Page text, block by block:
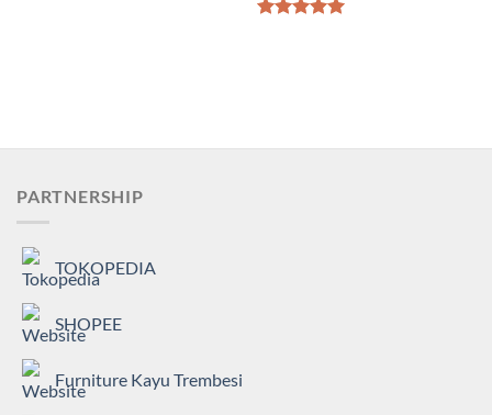
PARTNERSHIP
TOKOPEDIA
SHOPEE
Furniture Kayu Trembesi